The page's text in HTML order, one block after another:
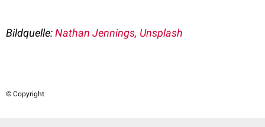
Bildquelle:Nathan Jennings, Unsplash
© Copyright